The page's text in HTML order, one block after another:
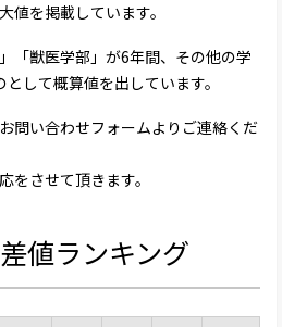
値を掲載しています。
「獣医学部」が6年間、その他の学
して概算値を出しています。
問い合わせフォームよりご連絡くだ
をさせて頂きます。
値ランキング